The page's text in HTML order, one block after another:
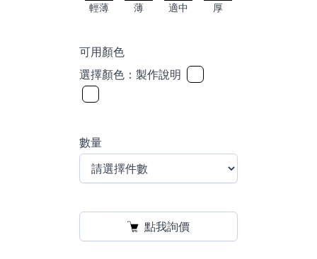
輕薄 薄 適中 厚
可用顏色
選擇顏色： 製作說明
數量
點我詢價